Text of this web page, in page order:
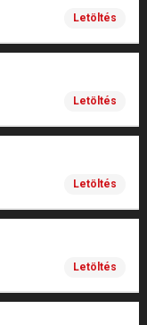
Letöltés
Letöltés
Letöltés
Letöltés